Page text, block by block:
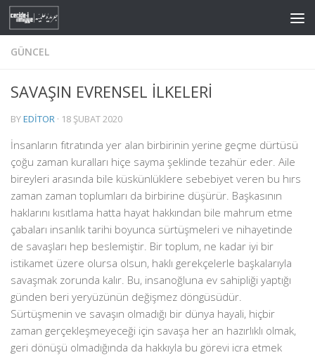
Skip to content
GÜNCEL
SAVAŞIN EVRENSEL İLKELERİ
BYEDITOR · 18 ŞUBAT 2020
İnsanların fıtratında yer alan birbirinin yerine geçme dürtüsü
çoğu zaman kuralları hiçe sayma şeklinde tezahür eder. Aile
bireyleri arasında bile küskünlüklere sebebiyet veren bu hırs
zaman zaman toplumları da birbirine düşürür. Başkasının
haklarını kısıtlama hatta hayat hakkından bile mahrum etme
çabaları insanlık tarihi boyunca sürtüşmeleri ve nihayetinde
de savaşları hep beslemiştir. Bir toplum, ne kadar iyi bir
istikamet üzere olursa olsun, haklı gerekçelerle başkalarıyla
savaşmak zorunda kalır. Bu, insanoğluna ev sahipliği yaptığı
günden beri yeryüzünün değişmez döngüsüdür.
Sürtüşmenin ve savaşın olmadığı bir dünya hayali, hiçbir
zaman gerçekleşmeyeceği için savaşa her an hazırlıklı olmak,
geri dönüşü olmadığında da hakkıyla bu görevi icra etmek